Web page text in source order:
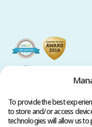
To provide the best
to store and/or access
technologies will allow us